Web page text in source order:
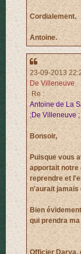
Cordialement.
Antoine.
23-09-2013
De Villeneuve
Re :
Antoine de La
;De Villeneuve ;
Bonsoir,
Puisque vous
apportait notre
reprendre et
n'aurait jamais
Bien
qui prendra
Officier Darya,